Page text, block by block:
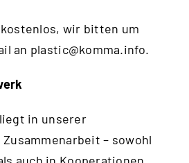
wir bitten um
an plastic@komma.info.
in unserer
– sowohl